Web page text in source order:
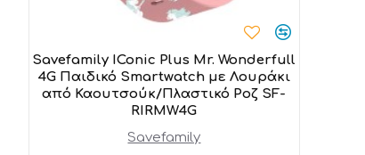
Savefamily
Savefamily IConic Plus Mr. Wonderfull
4G Παιδικό Smartwatch με Λουράκι
από Καουτσούκ/Πλαστικό Ροζ SF-
RIRMW4G